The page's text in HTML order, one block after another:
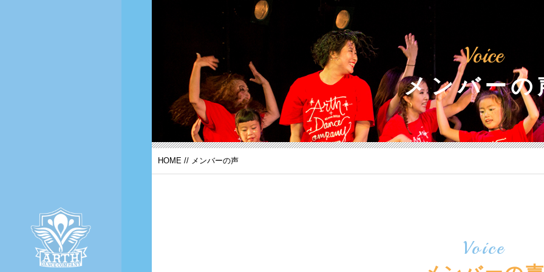
Voice
メンバーの
HOME // メンバーの声
Voice